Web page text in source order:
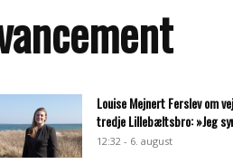
Louise Mejnert Ferslev om
tredje Lillebæltsbro: »Jeg
12:32 - 6. august